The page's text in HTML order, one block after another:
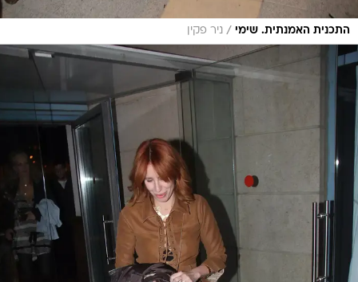
התכנית האמנתית. שימי / ניר פקין